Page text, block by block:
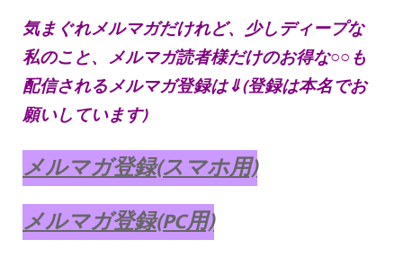
気まぐれメルマガだけれど、少しディープな
私のこと、メルマガ読者様だけのお得な○○も
配信されるメルマガ登録は⇓(登録は本名でお
願いしています)
メルマガ登録(スマホ用)
メルマガ登録(PC用)